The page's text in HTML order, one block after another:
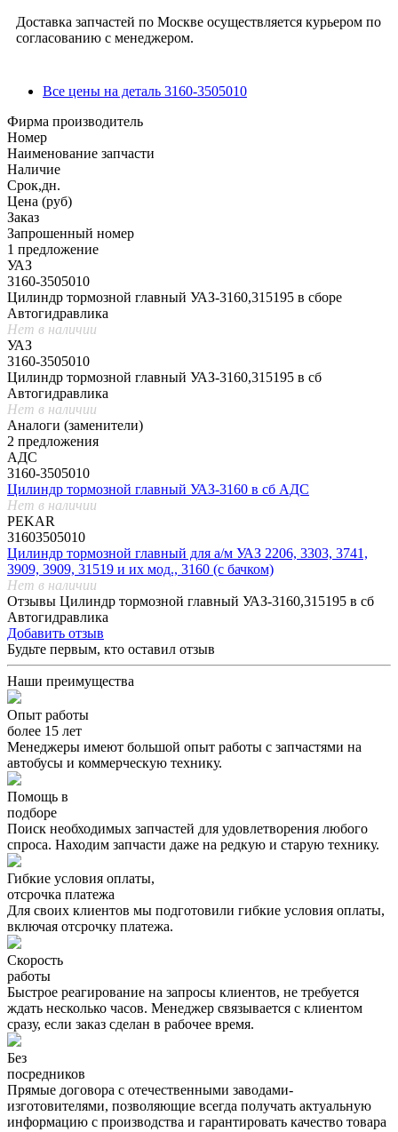
Доставка запчастей по Москве осуществляется курьером по
согласованию с менеджером.
Все цены на деталь 3160-3505010
Фирма производитель
Номер
Наименование запчасти
Наличие
Срок,дн.
Цена (руб)
Заказ
Запрошенный номер
1 предложение
УАЗ
3160-3505010
Цилиндр тормозной главный УАЗ-3160,315195 в сборе
Автогидравлика
Нет в наличии
УАЗ
3160-3505010
Цилиндр тормозной главный УАЗ-3160,315195 в сб
Автогидравлика
Нет в наличии
Аналоги (заменители)
2 предложения
АДС
3160-3505010
Цилиндр тормозной главный УАЗ-3160 в сб АДС
Нет в наличии
PEKAR
31603505010
Цилиндр тормозной главный для а/м УАЗ 2206, 3303, 3741,
3909, 3909, 31519 и их мод., 3160 (с бачком)
Нет в наличии
Отзывы Цилиндр тормозной главный УАЗ-3160,315195 в сб
Автогидравлика
Добавить отзыв
Будьте первым, кто оставил отзыв
Наши преимущества
Опыт работы
более 15 лет
Менеджеры имеют большой опыт работы с запчастями на
автобусы и коммерческую технику.
Помощь в
подборе
Поиск необходимых запчастей для удовлетворения любого
спроса. Находим запчасти даже на редкую и старую технику.
Гибкие условия оплаты,
отсрочка платежа
Для своих клиентов мы подготовили гибкие условия оплаты,
включая отсрочку платежа.
Скорость
работы
Быстрое реагирование на запросы клиентов, не требуется
ждать несколько часов. Менеджер связывается с клиентом
сразу, если заказ сделан в рабочее время.
Без
посредников
Прямые договора с отечественными заводами-
изготовителями, позволяющие всегда получать актуальную
информацию с производства и гарантировать качество товара